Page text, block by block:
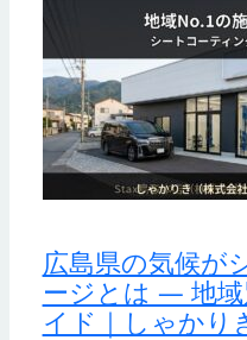
広島県の気候が
ージとは — 地
イド｜しゃかり